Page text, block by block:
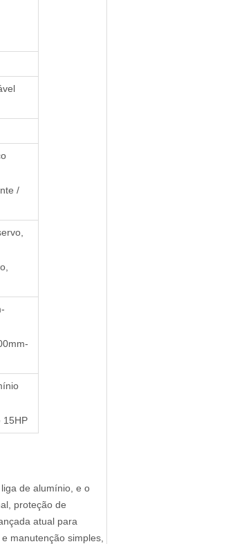
/
15HP
de alumínio, e o
proteção de
atual para
manutenção simples,